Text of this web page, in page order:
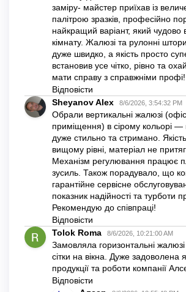
Закритий тип:
Штори день-ніч закритого типу можна
тільки на віконну раму.
До віконної рами прикладіть
відмітки верхнього краю.
Зафіксуйте короб на липкій основі.
Використовуючи саморізи,
віконну раму.
Якщо обрали систему із
на липкій основі по периметру рами.
Майстри компанії “Алсер” знають
тонкощі процесу встановлення, тому
монтаж швидко, якісно, із
вимог, а після завершення - приберуть
Звільніть себе від роботи - замовте